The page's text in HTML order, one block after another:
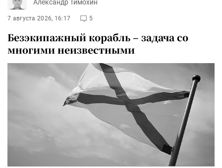
Александр Тимохин
7 августа 2026, 16:17 5
Безэкипажный корабль – задача со
многими неизвестными